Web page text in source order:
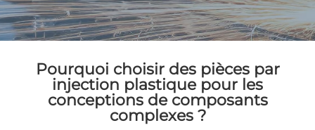
Pourquoi choisir des pièces par
injection plastique pour les
conceptions de composants
complexes ?